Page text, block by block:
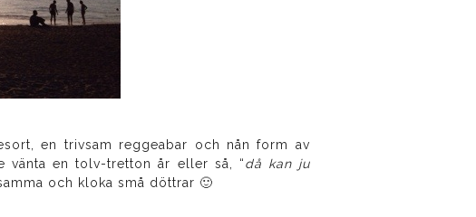
en trivsam reggeabar och nån form av
vänta en tolv-tretton år eller så, “då kan ju
och kloka små döttrar 🙂